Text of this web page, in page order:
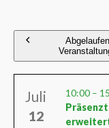
Juli
12
10:00 –